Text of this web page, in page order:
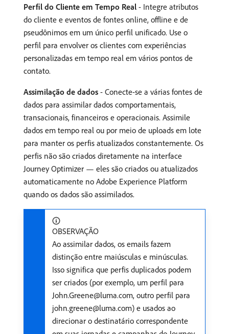
Perfil do Cliente em Tempo Real​ - Integre atributos
do cliente e eventos de fontes online, offline e de
pseudônimos em um único perfil unificado. ​Use o
perfil para envolver os clientes com experiências
personalizadas em tempo real em vários pontos de
contato. ​
Assimilação de dados - Conecte-se a várias fontes de
dados para assimilar dados comportamentais,
transacionais, financeiros e operacionais. Assimile
dados em tempo real ou por meio de uploads em lote
para manter os perfis atualizados constantemente. Os
perfis não são criados diretamente na interface
Journey Optimizer — eles são criados ou atualizados
automaticamente no Adobe Experience Platform
quando os dados são assimilados.
OBSERVAÇÃO
Ao assimilar dados, os emails fazem
distinção entre maiúsculas e minúsculas.
Isso significa que perfis duplicados podem
ser criados (por exemplo, um perfil para
John.Greene@luma.com, outro perfil para
john.greene@luma.com) e usados ao
direcionar o destinatário correspondente